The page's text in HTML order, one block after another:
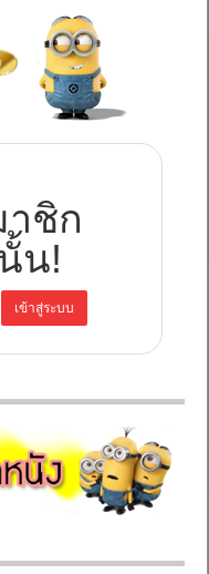
ชิก
น!